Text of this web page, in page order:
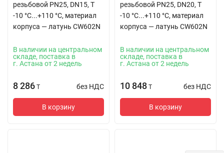
резьбовой PN25, DN15, Т
-10 °C...+110 °C, материал
корпуса — латунь CW602N
В наличии на центральном
складе, поставка в
г. Астана от 2 недель
8 286 T без НДС
В корзину
резьбовой PN25, DN20, Т
-10 °C...+110 °C, материал
корпуса — латунь CW602N
В наличии на центральном
складе, поставка в
г. Астана от 2 недель
10 848 T без НДС
В корзину